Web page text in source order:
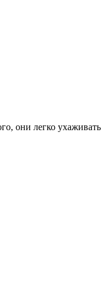
они легко ухаживать